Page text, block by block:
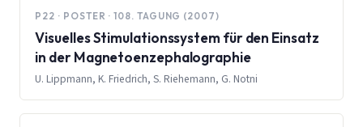
P22 · POSTER · 108. TAGUNG (2007)
Visuelles Stimulationssystem für den Einsatz
in der Magnetoenzephalographie
U. Lippmann, K. Friedrich, S. Riehemann, G. Notni